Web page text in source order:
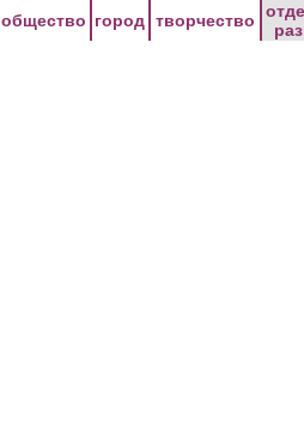
общество город творчество